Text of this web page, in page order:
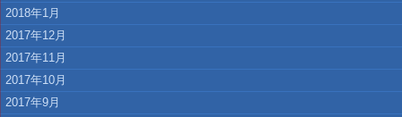
2018年1月
2017年12月
2017年11月
2017年10月
2017年9月